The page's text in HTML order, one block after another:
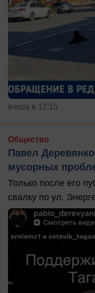
вчера в 12:15
Общество
Павел
мусорных
Только после его
свалку по ул.